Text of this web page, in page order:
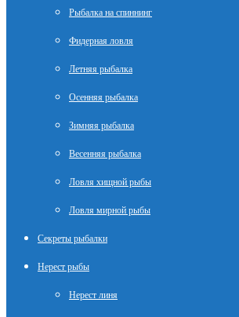
Рыбалка на спиннинг
Фидерная ловля
Летняя рыбалка
Осенняя рыбалка
Зимняя рыбалка
Весенняя рыбалка
Ловля хищной рыбы
Ловля мирной рыбы
Секреты рыбалки
Нерест рыбы
Нерест линя